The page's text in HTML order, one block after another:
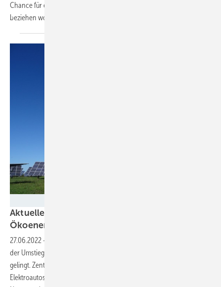
Chance für erneuerbare Energien und für Firmen, die grünen Strom
beziehen wollen.
Aktuelle Studie: Deutschland kann bis 2035 auf
Ökoenergie
27.06.2022 -
der Umstieg in Deutschland auf ein regeneratives System bis 2035
gelingt. Zentral sind der Ökostromausbau, mehr Elektroheizungen und
Elektroautos und vor allem ein geographisches Preissignal im